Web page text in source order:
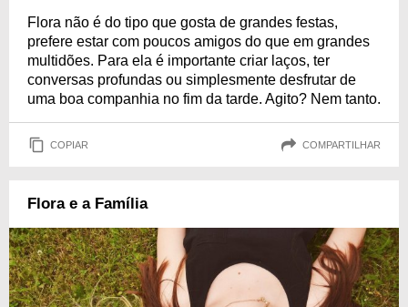
Flora não é do tipo que gosta de grandes festas,
prefere estar com poucos amigos do que em grandes
multidões. Para ela é importante criar laços, ter
conversas profundas ou simplesmente desfrutar de
uma boa companhia no fim da tarde. Agito? Nem tanto.
COPIAR COMPARTILHAR
Flora e a Família